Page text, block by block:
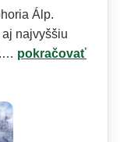
Álp.
najvyššiu
pokračovať